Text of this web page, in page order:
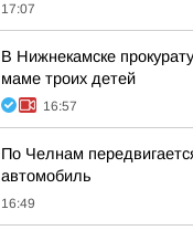
17:07
В Нижнекамске
маме троих детей
16:57
По Челнам
автомобиль
16:49